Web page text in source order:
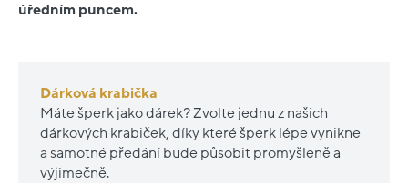
úředním puncem.
Dárková krabička
Máte šperk jako dárek? Zvolte jednu z našich
dárkových krabiček, díky které šperk lépe vynikne
a samotné předání bude působit promyšleně a
výjimečně.